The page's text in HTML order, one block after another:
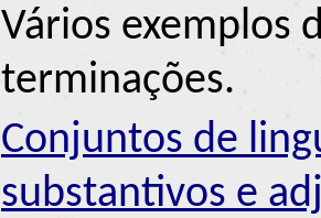
Vários exemplos
terminações.
Conjuntos de
substantivos e